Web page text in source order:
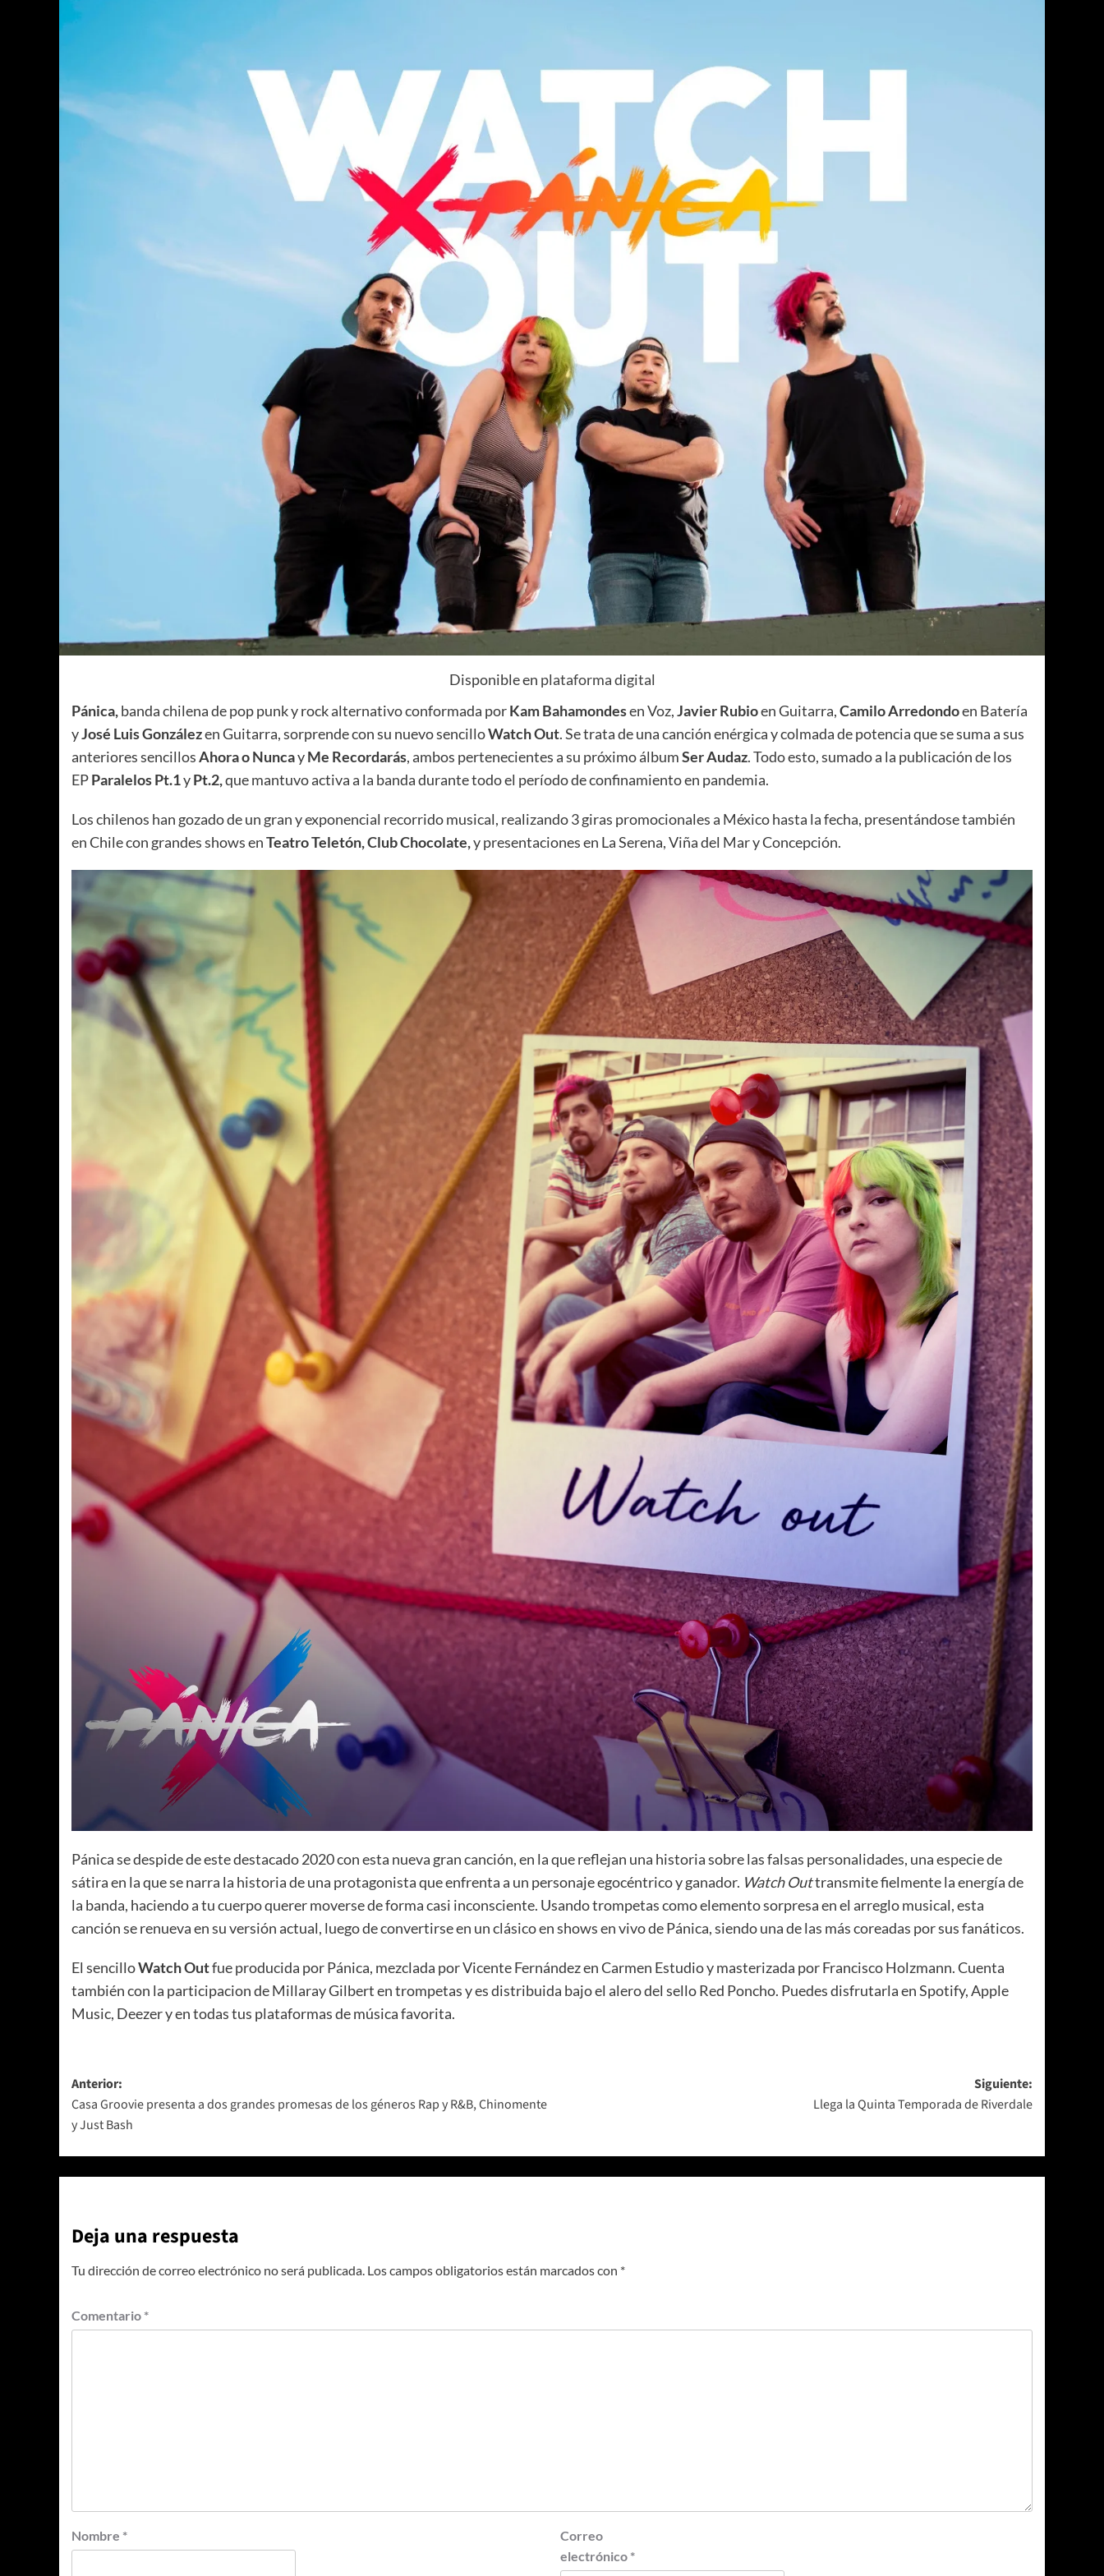
Disponible en plataforma digital
Pánica,banda chilena de pop punk y rock alternativo conformada porKam Bahamondesen Voz,Javier Rubioen Guitarra,Camilo Arredondoen Batería
yJosé Luis Gonzálezen Guitarra, sorprende con su nuevo sencilloWatch Out. Se trata de una canción enérgica y colmada de potencia que se suma a sus
anteriores sencillosAhora o NuncayMe Recordarás, ambos pertenecientes a su próximo álbumSer Audaz. Todo esto, sumado a la publicación de los
EPParalelos Pt.1yPt.2,que mantuvo activa a la banda durante todo el período de confinamiento en pandemia.
Los chilenos han gozado de un gran y exponencial recorrido musical, realizando 3 giras promocionales a México hasta la fecha, presentándose también
en Chile con grandes shows enTeatro Teletón, Club Chocolate,y presentaciones en La Serena, Viña del Mar y Concepción.
Pánica se despide de este destacado 2020 con esta nueva gran canción, en la que reflejan una historia sobre las falsas personalidades, una especie de
sátira en la que se narra la historia de una protagonista que enfrenta a un personaje egocéntrico y ganador. Watch Outtransmite fielmente la energía de
la banda, haciendo a tu cuerpo querer moverse de forma casi inconsciente. Usando trompetas como elemento sorpresa en el arreglo musical, esta
canción se renueva en su versión actual, luego de convertirse en un clásico en shows en vivo de Pánica, siendo una de las más coreadas por sus fanáticos.
El sencilloWatch Outfue producida por Pánica, mezclada por Vicente Fernández en Carmen Estudio y masterizada por Francisco Holzmann. Cuenta
también con la participacion de Millaray Gilbert en trompetas y es distribuida bajo el alero del sello Red Poncho. Puedes disfrutarla en Spotify, Apple
Music, Deezer y en todas tus plataformas de música favorita.
Navegación
de
entradas
Anterior:
Casa Groovie presenta a dos grandes promesas de los géneros Rap y R&B, Chinomente
y Just Bash
Siguiente:
Llega la Quinta Temporada de Riverdale
Deja una respuesta
Tu dirección de correo electrónico no será publicada. Los campos obligatorios están marcados con *
Comentario *
Nombre *
Correo
electrónico *